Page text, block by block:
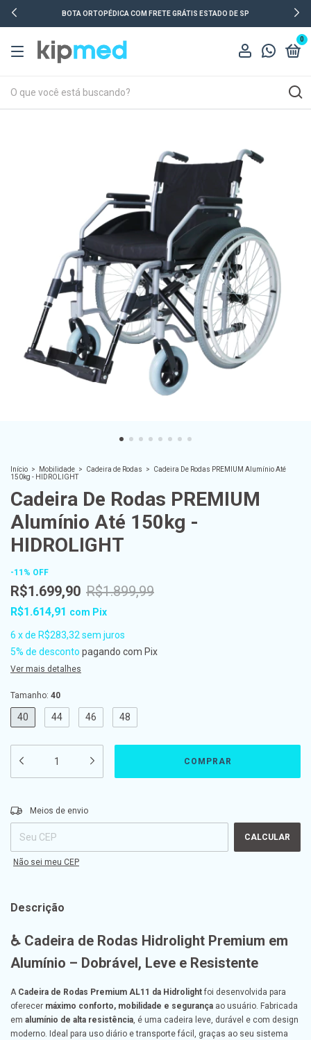
BOTA ORTOPÉDICA COM FRETE GRÁTIS ESTADO DE SP
0
Início > Mobilidade > Cadeira de Rodas >
Cadeira De Rodas PREMIUM Alumínio Até
150kg - HIDROLIGHT
Cadeira De Rodas PREMIUM
Alumínio Até 150kg -
HIDROLIGHT
-11 % OFF
R$1.699,90 R$1.899,99
R$1.614,91 com Pix
6 xde R$283,32sem juros
5% de desconto pagando com Pix
Ver mais detalhes
Tamanho: 40
40 44 46 48
Entregas para o CEP:
Meios de envio
CALCULAR
Não sei meu CEP
Descrição
♿ Cadeira de Rodas Hidrolight Premium em
Alumínio – Dobrável, Leve e Resistente
A Cadeira de Rodas Premium AL11 da Hidrolight foi desenvolvida para
oferecer máximo conforto, mobilidade e segurança ao usuário. Fabricada
em alumínio de alta resistência, é uma cadeira leve, durável e com design
moderno. Ideal para uso diário e transporte fácil, graças ao seu sistema